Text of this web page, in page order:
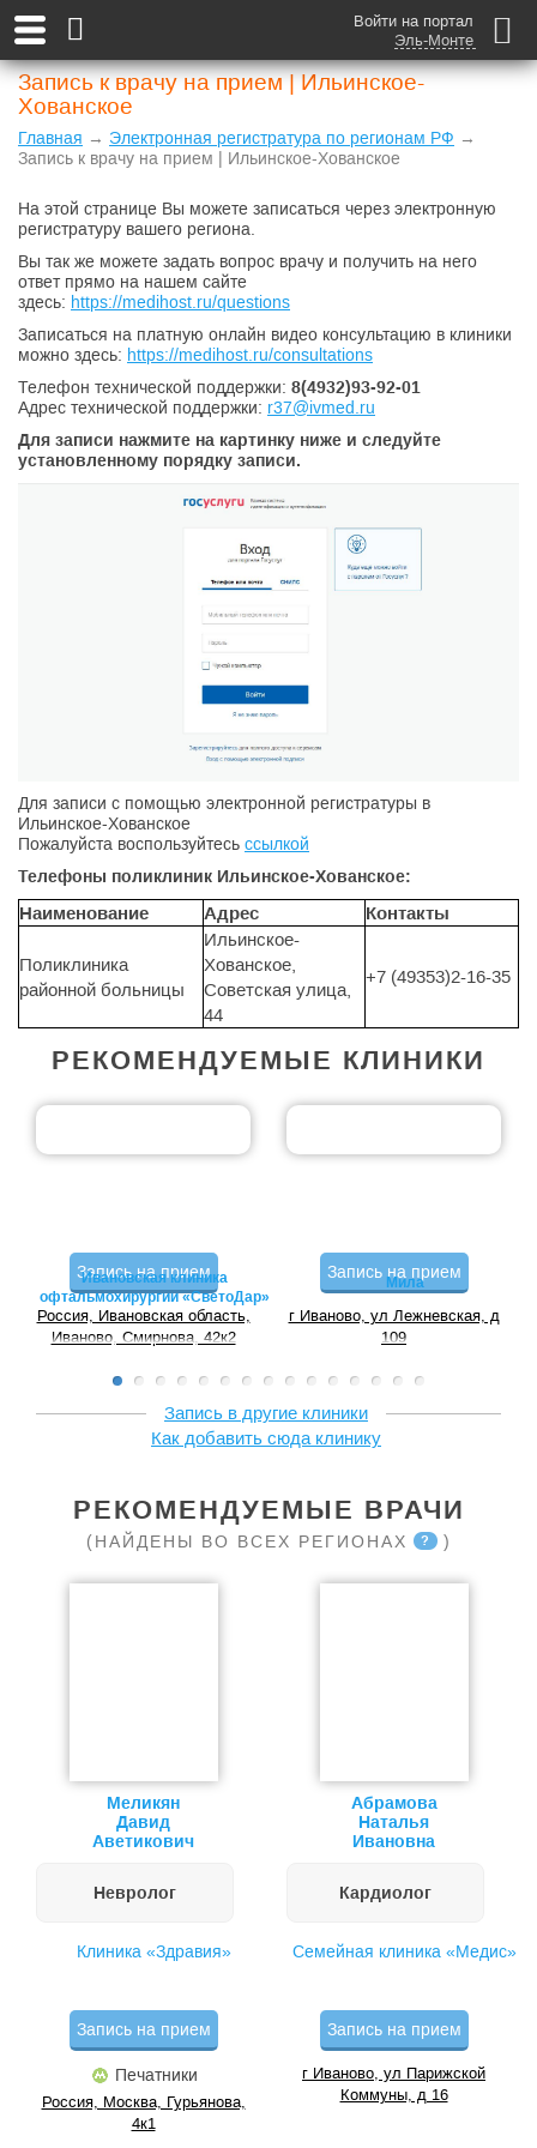
Войти на портал
Эль-Монте
Запись к врачу на прием | Ильинское-
Хованское
Главная → Электронная регистратура по регионам РФ →
Запись к врачу на прием | Ильинское-Хованское
На этой странице Вы можете записаться через электронную
регистратуру вашего региона.
Вы так же можете задать вопрос врачу и получить на него
ответ прямо на нашем сайте
здесь: https://medihost.ru/questions
Записаться на платную онлайн видео консультацию в клиники
можно здесь: https://medihost.ru/consultations
Телефон технической поддержки: 8(4932)93-92-01
Адрес технической поддержки: r37@ivmed.ru
Для записи нажмите на картинку ниже и следуйте
установленному порядку записи.
Для записи с помощью электронной регистратуры в
Ильинское-Хованское
Пожалуйста воспользуйтесь ссылкой
Телефоны поликлиник Ильинское-Хованское:
Наименование Адрес Контакты
Поликлиника
районной больницы
Ильинское-
Хованское,
Советская улица,
44
+7 (49353)2-16-35
РЕКОМЕНДУЕМЫЕ КЛИНИКИ
Ивановская клиника
офтальмохирургии «СветоДар»
Запись на прием
Россия, Ивановская область,
Иваново, Смирнова, 42к2
Мила
Запись на прием
г Иваново, ул Лежневская, д
109
Запись в другие клиники
Как добавить сюда клинику
РЕКОМЕНДУЕМЫЕ ВРАЧИ
(НАЙДЕНЫ ВО ВСЕХ РЕГИОНАХ ? )
Меликян
Давид
Аветикович
Невролог
Клиника «Здравия»
Запись на прием
Печатники
Россия, Москва, Гурьянова,
4к1
Абрамова
Наталья
Ивановна
Кардиолог
Семейная клиника «Медис»
Запись на прием
г Иваново, ул Парижской
Коммуны, д 16